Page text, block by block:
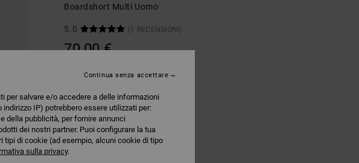
Boardshort Multi Uomo
5.0 (1 RECENSIONI)
70,00 €
per salvare e/o accedere a delle informazioni
IP) potrebbero essere utilizzati per:
della pubblicità, per fornire annunci
dei nostri partner. Puoi configurare la tua
tipi di cookie (ad esempio, alcuni cookie di tipo
sulla privacy.
Continua senza accettare